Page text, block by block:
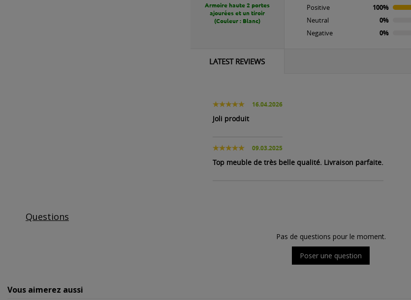
Armoire haute 2 portes
ajourées et un tiroir
(Couleur : Blanc)
Positive
100%
Neutral
0%
Negative
0%
LATEST REVIEWS
16.04.2026
Joli produit
09.03.2025
Top meuble de très belle qualité. Livraison parfaite.
Questions
Pas de questions pour le moment.
Poser une question
Vous aimerez aussi